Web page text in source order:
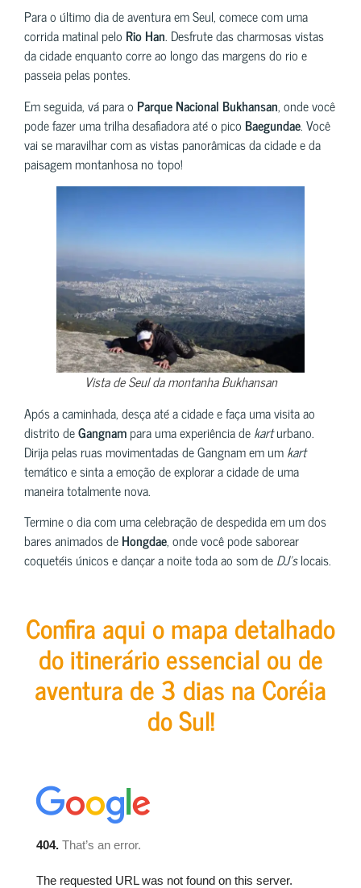
Para o último dia de aventura em Seul, comece com uma
corrida matinal pelo Rio Han. Desfrute das charmosas vistas
da cidade enquanto corre ao longo das margens do rio e
passeia pelas pontes.
Em seguida, vá para o Parque Nacional Bukhansan, onde você
pode fazer uma trilha desafiadora até o pico Baegundae. Você
vai se maravilhar com as vistas panorâmicas da cidade e da
paisagem montanhosa no topo!
Vista de Seul da montanha Bukhansan
Após a caminhada, desça até a cidade e faça uma visita ao
distrito deGangnampara uma experiência dekarturbano.
Dirija pelas ruas movimentadas de Gangnam em umkart
temático e sinta a emoção de explorar a cidade de uma
maneira totalmente nova.
Termine o dia com uma celebração de despedida em um dos
bares animados deHongdae, onde você pode saborear
coquetéis únicos e dançar a noite toda ao som deDJ’slocais.
Confira aqui o mapa detalhado
do itinerário essencial ou de
aventura de 3 dias na Coréia
do Sul!